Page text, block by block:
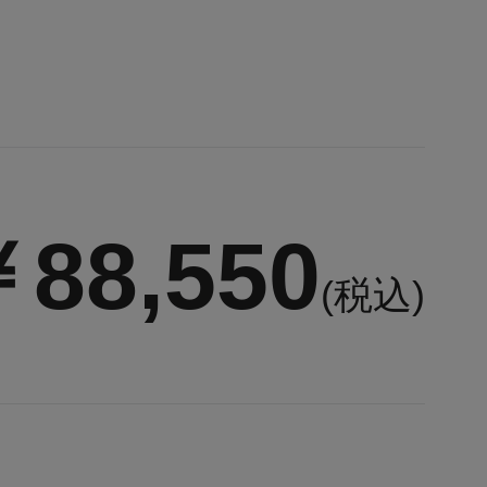
88,550(税込)